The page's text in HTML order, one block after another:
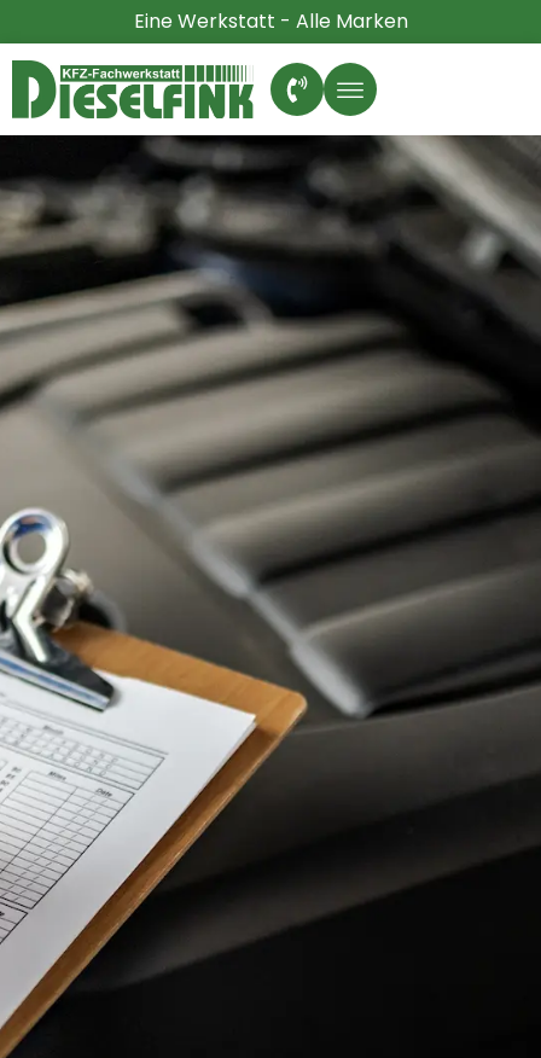
Eine Werkstatt - Alle Marken